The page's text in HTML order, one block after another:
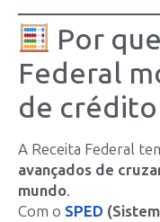
Por
Federal
de crédito
A Receita Federal
avançados de
mundo.
Com o SPED